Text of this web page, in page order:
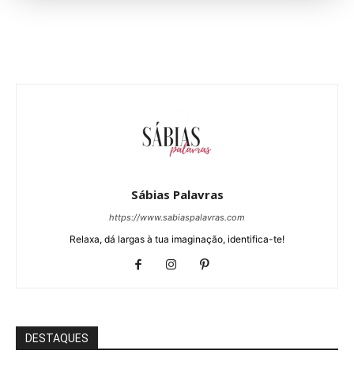
Sábias Palavras
https://www.sabiaspalavras.com
Relaxa, dá largas à tua imaginação, identifica-te!
DESTAQUES